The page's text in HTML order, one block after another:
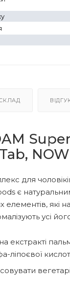
для
є
елементів, які
усі
екстракті
ліпоєвої